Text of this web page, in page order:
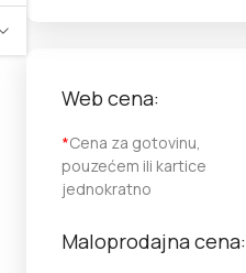
Web cena:
*Cena za gotovinu,
pouzećem ili kartice
jednokratno
Maloprodajna cena: